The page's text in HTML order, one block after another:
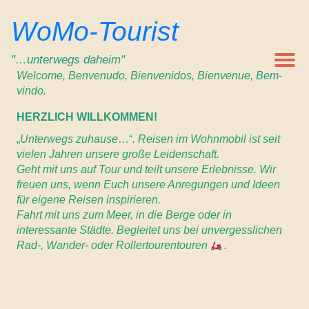
Inhalt
springen
WoMo-Tourist
"…unterwegs daheim"
Welcome, Benvenudo, Bienvenidos, Bienvenue, Bem-
vindo.
HERZLICH WILLKOMMEN!
„Unterwegs zuhause…“. Reisen im Wohnmobil ist seit
vielen Jahren unsere große Leidenschaft.
Geht mit uns auf Tour und teilt unsere Erlebnisse. Wir
freuen uns, wenn Euch unsere Anregungen und Ideen
für eigene Reisen inspirieren.
Fahrt mit uns zum Meer, in die Berge oder in
interessante Städte. Begleitet uns bei unvergesslichen
Rad-, Wander- oder Rollertourentouren
.